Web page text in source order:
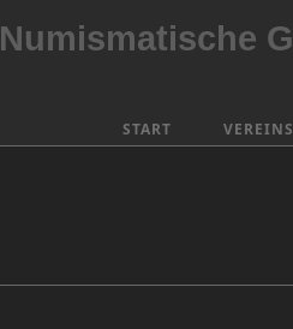
Numismatische
START